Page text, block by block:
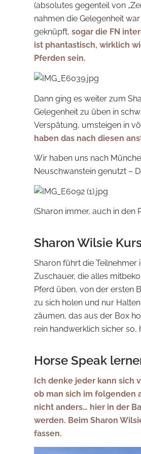
(absolutes gegenteil von
nahmen die Gelegenheit
geknüpft, sogar die FN
ist phantastisch, wirklich
Pferden sein.
Dann ging es weiter zum
Gelegenheit zu üben in
Verspätung, umsteigen in
haben das nach diesen
Wir haben uns nach
Neuschwanstein genutzt –
(Sharon immer, auch in den
Sharon Wilsie
Sharon führt die Teilnehmer
Zuschauer, die alles
Pferd üben, von der ersten
zu sich holen und nur
zäumen, das aus der Box
rein handwerklich sicher so,
Horse Speak
Ich denke jeder kann sich
ob man sich im folgenden
nicht anders… hier in der
werden. Beim Sharon
fassen.